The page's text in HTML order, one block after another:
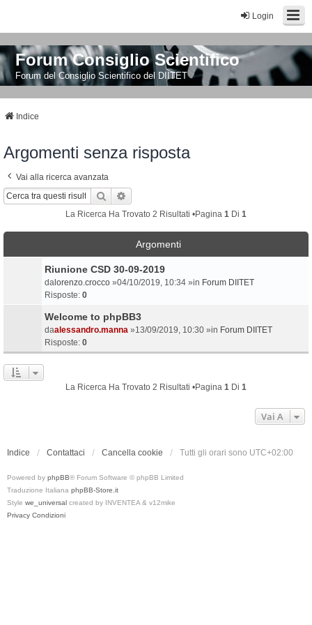
Login
Forum Consiglio Scientifico
Forum del Consiglio Scientifico del DIITET
Indice
Argomenti senza risposta
Vai alla ricerca avanzata
Cerca
La Ricerca Ha Trovato 2 Risultati •Pagina 1 Di 1
Argomenti
Riunione CSD 30-09-2019
da lorenzo.crocco »04/10/2019, 10:34 »in Forum DIITET
Risposte: 0
Welcome to phpBB3
daalessandro.manna »13/09/2019, 10:30 »in Forum DIITET
Risposte: 0
La Ricerca Ha Trovato 2 Risultati •Pagina 1 Di 1
Vai A
Indice Contattaci Cancella cookie Tutti gli orari sono UTC+02:00
Powered by phpBB® Forum Software © phpBB Limited
Traduzione Italiana phpBB-Store.it
Style we_universal created by INVENTEA & v12mike
Privacy Condizioni